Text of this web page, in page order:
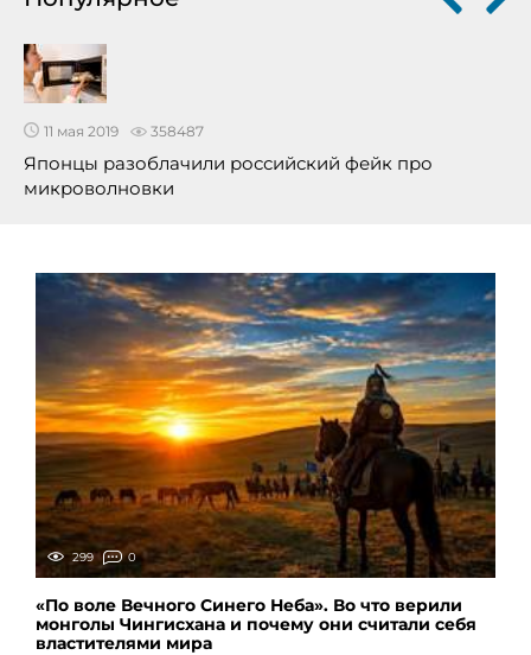
11 мая 2019 358487
Японцы разоблачили российский фейк про
микроволновки
299 0
«По воле Вечного Синего Неба». Во что верили
монголы Чингисхана и почему они считали себя
властителями мира